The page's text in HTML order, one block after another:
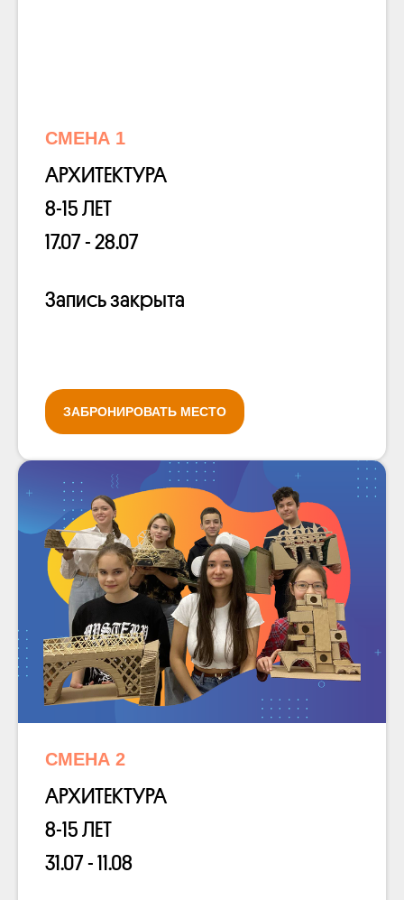
СМЕНА 1
АРХИТЕКТУРА
8-15 ЛЕТ
17.07 - 28.07
Запись закрыта
ЗАБРОНИРОВАТЬ МЕСТО
СМЕНА 2
АРХИТЕКТУРА
8-15 ЛЕТ
31.07 - 11.08